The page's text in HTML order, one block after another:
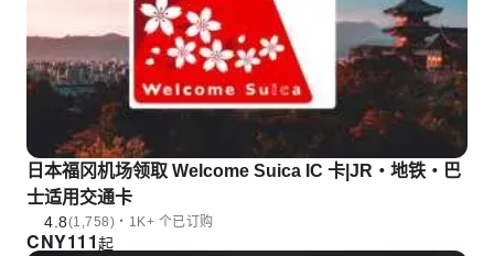
日本福冈机场领取 Welcome Suica IC 卡|JR・地铁・巴
士适用交通卡
4.8(1,758)・1K+ 个已订购
CNY111起